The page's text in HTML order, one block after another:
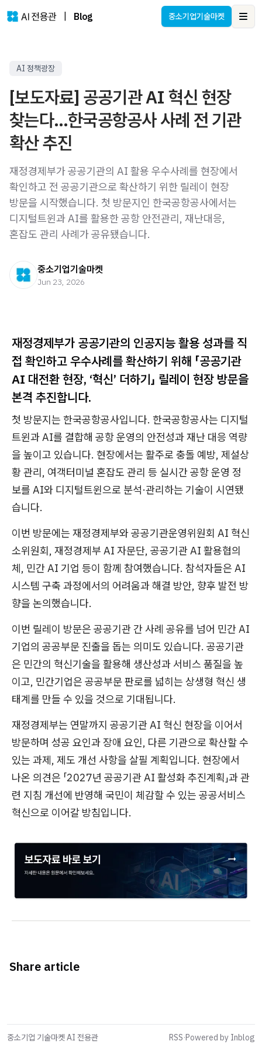
Blog 중소기업기술마켓
AI 정책광장
[보도자료] 공공기관 AI 혁신 현장
찾는다…한국공항공사 사례 전 기관
확산 추진
재정경제부가 공공기관의 AI 활용 우수사례를 현장에서
확인하고 전 공공기관으로 확산하기 위한 릴레이 현장
방문을 시작했습니다. 첫 방문지인 한국공항공사에서는
디지털트윈과 AI를 활용한 공항 안전관리, 재난대응,
혼잡도 관리 사례가 공유됐습니다.
중소기업기술마켓
Jun 23, 2026
재정경제부가 공공기관의 인공지능 활용 성과를 직
접 확인하고 우수사례를 확산하기 위해 「공공기관
AI 대전환 현장, ‘혁신’ 더하기」 릴레이 현장 방문을
본격 추진합니다.
첫 방문지는 한국공항공사입니다. 한국공항공사는 디지털
트윈과 AI를 결합해 공항 운영의 안전성과 재난 대응 역량
을 높이고 있습니다. 현장에서는 활주로 충돌 예방, 제설상
황 관리, 여객터미널 혼잡도 관리 등 실시간 공항 운영 정
보를 AI와 디지털트윈으로 분석·관리하는 기술이 시연됐
습니다.
이번 방문에는 재정경제부와 공공기관운영위원회 AI 혁신
소위원회, 재정경제부 AI 자문단, 공공기관 AI 활용협의
체, 민간 AI 기업 등이 함께 참여했습니다. 참석자들은 AI
시스템 구축 과정에서의 어려움과 해결 방안, 향후 발전 방
향을 논의했습니다.
이번 릴레이 방문은 공공기관 간 사례 공유를 넘어 민간 AI
기업의 공공부문 진출을 돕는 의미도 있습니다. 공공기관
은 민간의 혁신기술을 활용해 생산성과 서비스 품질을 높
이고, 민간기업은 공공부문 판로를 넓히는 상생형 혁신 생
태계를 만들 수 있을 것으로 기대됩니다.
재정경제부는 연말까지 공공기관 AI 혁신 현장을 이어서
방문하며 성공 요인과 장애 요인, 다른 기관으로 확산할 수
있는 과제, 제도 개선 사항을 살필 계획입니다. 현장에서
나온 의견은 「2027년 공공기관 AI 활성화 추진계획」과 관
련 지침 개선에 반영해 국민이 체감할 수 있는 공공서비스
혁신으로 이어갈 방침입니다.
Share article
중소기업 기술마켓 AI 전용관 RSS·Powered by Inblog